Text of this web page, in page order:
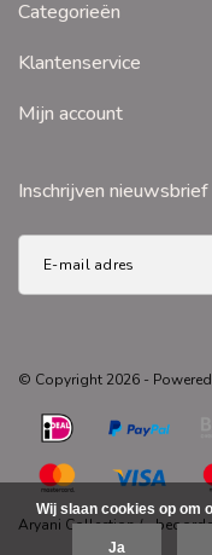
Categorieën
Klantenservice
Mijn account
Inschrijven nieuwsbrief
© Copyright 2026 -
Aryani Collection/-
Wij slaan cookies op om
Ja